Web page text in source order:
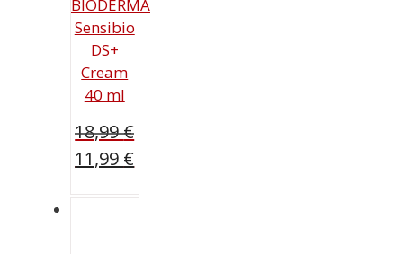
BIODERMA
Sensibio
DS+
Cream
40 ml
18,99€
Ursprünglicher
11,99 €